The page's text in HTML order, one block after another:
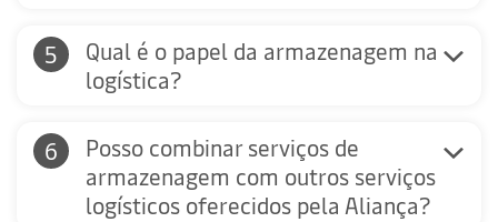
Qual é o papel da armazenagem na
logística?
Posso combinar serviços de
armazenagem com outros serviços
logísticos oferecidos pela Aliança?